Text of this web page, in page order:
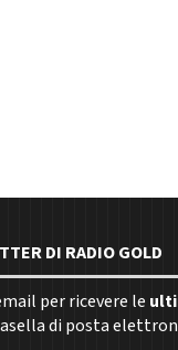
DI RADIO GOLD
per ricevere le
di posta